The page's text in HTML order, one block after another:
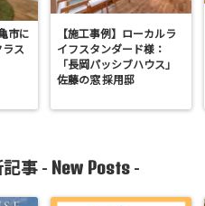
市に
ス
【施工事例】ローカルラ
イフスタンダード様：
「長岡パッシブハウス」
佐藤の窓 採用邸
事 - New Posts -